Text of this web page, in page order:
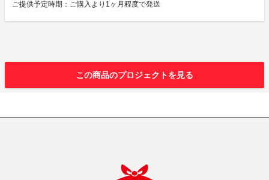
ご提供予定時期：ご購入より1ヶ月程度で発送
この商品のプロジェクトを見る